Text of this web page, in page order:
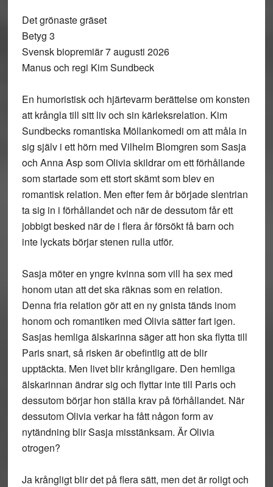
Det grönaste gräset
Betyg 3
Svensk biopremiär 7 augusti 2026
Manus och regi Kim Sundbeck
En humoristisk och hjärtevarm berättelse om konsten
att krångla till sitt liv och sin kärleksrelation. Kim
Sundbecks romantiska Möllankomedi om att måla in
sig själv i ett hörn med Vilhelm Blomgren som Sasja
och Anna Asp som Olivia skildrar om ett förhållande
som startade som ett stort skämt som blev en
romantisk relation. Men efter fem år började slentrian
ta sig in i förhållandet och när de dessutom får ett
jobbigt besked när de i flera år försökt få barn och
inte lyckats börjar stenen rulla utför.
Sasja möter en yngre kvinna som vill ha sex med
honom utan att det ska räknas som en relation.
Denna fria relation gör att en ny gnista tänds inom
honom och romantiken med Olivia sätter fart igen.
Sasjas hemliga älskarinna säger att hon ska flytta till
Paris snart, så risken är obefintlig att de blir
upptäckta. Men livet blir krångligare. Den hemliga
älskarinnan ändrar sig och flyttar inte till Paris och
dessutom börjar hon ställa krav på förhållandet. När
dessutom Olivia verkar ha fått någon form av
nytändning blir Sasja misstänksam. Är Olivia
otrogen?
Ja krångligt blir det på flera sätt, men det är roligt och